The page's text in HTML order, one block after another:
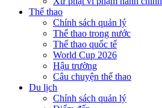
Thể thao
Chính sách quản lý
Thể thao trong nước
Thể thao quốc tế
World Cup 2026
Hậu trường
Câu chuyện thể thao
Du lịch
Chính sách quản lý